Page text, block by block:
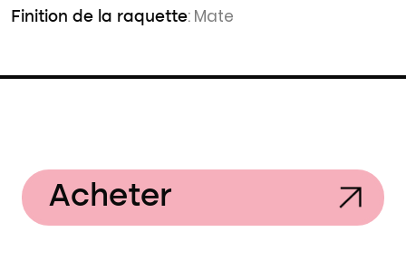
Finition de la raquette: Mate
Acheter